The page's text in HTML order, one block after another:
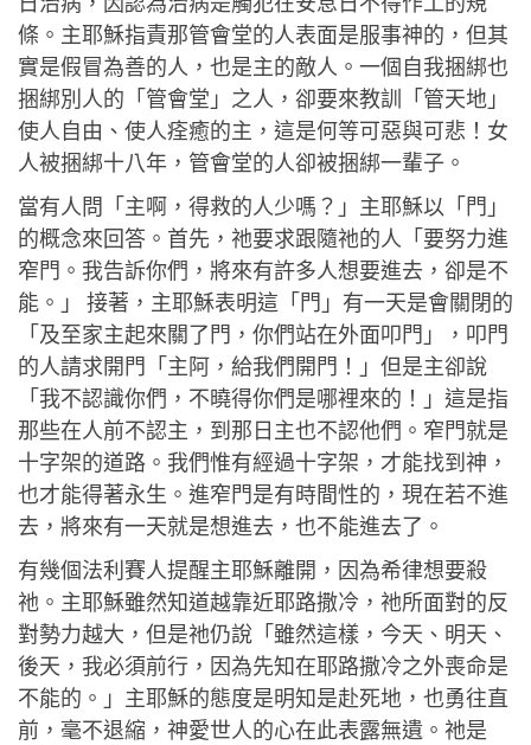
條。主耶穌指責那管會堂的人表面是服事神的，但其
實是假冒為善的人，也是主的敵人。一個自我捆綁也
捆綁別人的「管會堂」之人，卻要來教訓「管天地」
使人自由、使人痊癒的主，這是何等可惡與可悲！女
人被捆綁十八年，管會堂的人卻被捆綁一輩子。
當有人問「主啊，得救的人少嗎？」主耶穌以「門」
的概念來回答。首先，祂要求跟隨祂的人「要努力進
窄門。我告訴你們，將來有許多人想要進去，卻是不
能。」 接著，主耶穌表明這「門」有一天是會關閉的
「及至家主起來關了門，你們站在外面叩門」，叩門
的人請求開門「主阿，給我們開門！」但是主卻說
「我不認識你們，不曉得你們是哪裡來的！」這是指
那些在人前不認主，到那日主也不認他們。窄門就是
十字架的道路。我們惟有經過十字架，才能找到神，
也才能得著永生。進窄門是有時間性的，現在若不進
去，將來有一天就是想進去，也不能進去了。
有幾個法利賽人提醒主耶穌離開，因為希律想要殺
祂。主耶穌雖然知道越靠近耶路撒冷，祂所面對的反
對勢力越大，但是祂仍說「雖然這樣，今天、明天、
後天，我必須前行，因為先知在耶路撒冷之外喪命是
不能的。」主耶穌的態度是明知是赴死地，也勇往直
前，毫不退縮，神愛世人的心在此表露無遺。祂是